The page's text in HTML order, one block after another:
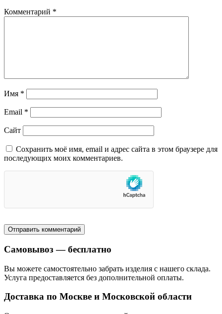
Комментарий *
Имя *
Email *
Сайт
Сохранить моё имя, email и адрес сайта в этом браузере для
последующих моих комментариев.
Самовывоз — бесплатно
Вы можете самостоятельно забрать изделия с нашего склада.
Услуга предоставляется без дополнительной оплаты.
Доставка по Москве и Московской области